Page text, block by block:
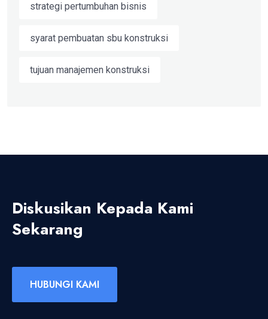
strategi pertumbuhan bisnis
syarat pembuatan sbu konstruksi
tujuan manajemen konstruksi
Diskusikan Kepada Kami
Sekarang
HUBUNGI KAMI